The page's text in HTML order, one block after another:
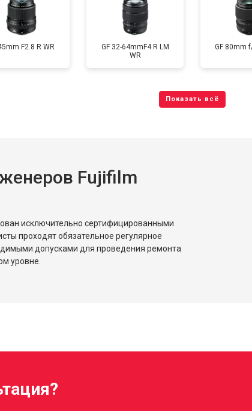
F2.8 R WR
GF 32-64mmF4 R LM
WR
GF 80mm
Fujifilm
исключительно сертифицированными
проходят обязательное регулярное
допусками для проведения ремонта
уровне.